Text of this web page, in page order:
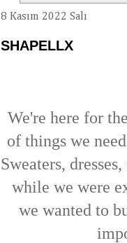
8 Kasım 2022 Salı
SHAPELLX
We're here for
of things we
Sweaters,
while we were
we wanted to